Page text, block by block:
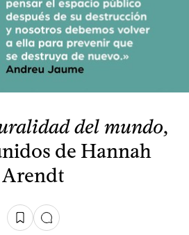
del mundo,
de Hannah
Arendt